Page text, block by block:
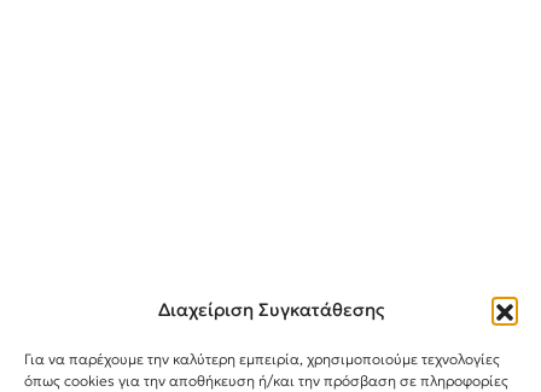
Διαχείριση Συγκατάθεσης
Για να παρέχουμε την καλύτερη εμπειρία, χρησιμοποιούμε τεχνολογίες
όπως cookies για την αποθήκευση ή/και την πρόσβαση σε πληροφορίες